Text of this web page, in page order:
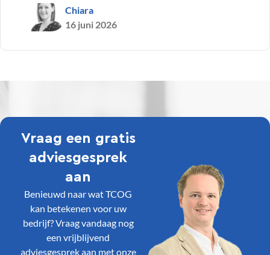
Chiara
16 juni 2026
Vraag een gratis
adviesgesprek
aan
Benieuwd naar wat TCOG
kan betekenen voor uw
bedrijf? Vraag vandaag nog
een vrijblijvend
adviesgesprek aan met onze